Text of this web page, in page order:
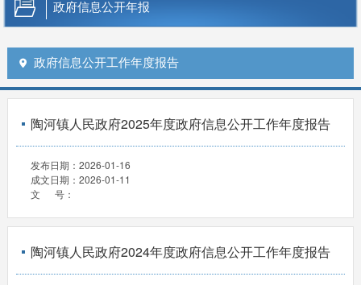
政府信息公开年报
 政府信息公开工作年度报告
陶河镇人民政府2025年度政府信息公开工作年度报告
发布日期： 2026-01-16
成文日期： 2026-01-11
文 号：
陶河镇人民政府2024年度政府信息公开工作年度报告